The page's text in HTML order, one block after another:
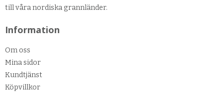
till våra nordiska grannländer.
Information
Om oss
Mina sidor
Kundtjänst
Köpvillkor